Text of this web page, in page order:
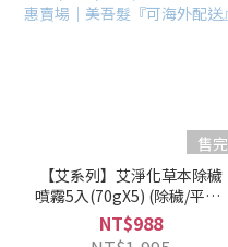
售完
【艾系列】艾淨化草本除穢
噴霧5入(70gX5) (除穢/平安/
淨化/艾草/芙蓉/抹草) 另有多
瓶組優惠賣場｜美吾髮『可
NT$988